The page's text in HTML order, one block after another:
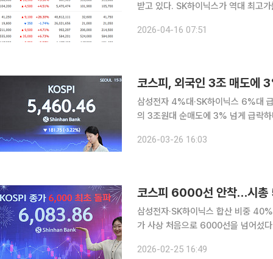
받고 있다. SK하이닉스가 역대 최고
2026-04-16 07:51
코스피, 외국인 3조 매도에
삼성전자 4%대·SK하이닉스 6%대 급락알테오
의 3조원대 순매도에 3% 넘게 급락
락했다. 26일 코스피는 전 거래일
2026-03-26 16:03
삼성전자·SK하이닉스 합산 비중 40%
가 사상 처음으로 6000선을 넘어섰
2026-02-25 16:49